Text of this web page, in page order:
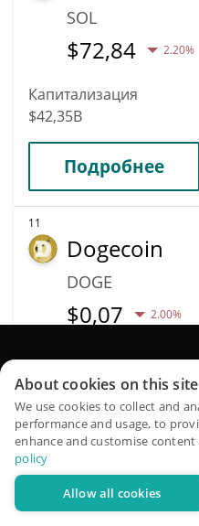
SOL
$72,84 2.20%
Капитализация
$42,35B
Подробнее
11
Dogecoin
DOGE
$0,07 2.00%
Капитализация
$10,68B
Подробнее
Больше прогнозов цен
QuantPilot — платформа
автономные агенты
ваши стратегии и
About cookies on this site
We use cookies to collect and
performance and usage, to
enhance and customise
policy
Allow all cookies